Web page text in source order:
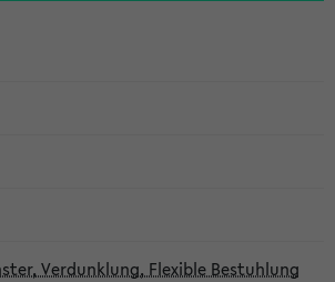
Verdunklung, Flexible Bestuhlung